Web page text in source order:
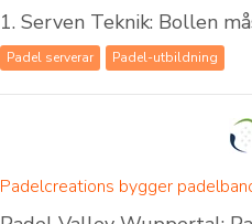
1. Serven Teknik: Bollen
Padel serverar Padel-utbildning